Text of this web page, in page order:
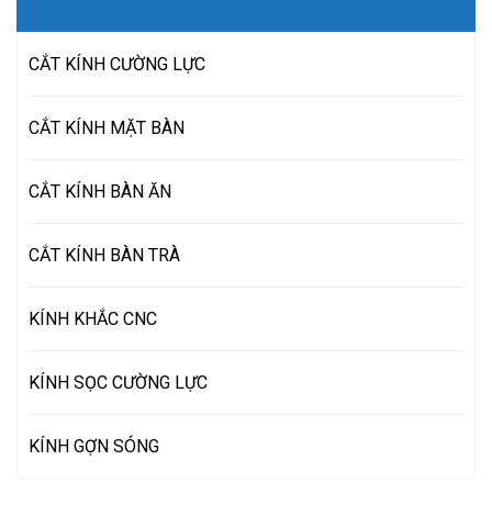
CẮT KÍNH CƯỜNG LỰC
CẮT KÍNH MẶT BÀN
CẮT KÍNH BÀN ĂN
CẮT KÍNH BÀN TRÀ
KÍNH KHẮC CNC
KÍNH SỌC CƯỜNG LỰC
KÍNH GỢN SÓNG